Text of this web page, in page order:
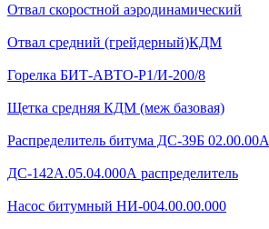
Отвал скоростной аэродинамический
Отвал средний (грейдерный)КДМ
Горелка БИТ-АВТО-Р1/И-200/8
Щетка средняя КДМ (меж базовая)
Распределитель битума ДС-39Б 02.00.00А
ДС-142А.05.04.000А распределитель
Насос битумный НИ-004.00.00.000